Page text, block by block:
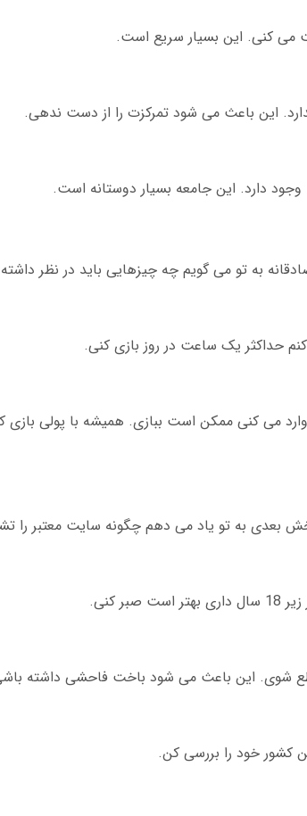
این باعث می شود تمرکزت را از دست ندهی.
وجود دارد. این جامعه بسیار دوستانه است.
به تو می گویم چه چیزهایی باید در نظر
حداکثر یک ساعت در روز بازی کنی.
می کنی ممکن است ببازی. همیشه با پولی
بخش بعدی به تو یاد می دهم چگونه سایت معتبر
شوی. این باعث می شود باخت فاحشی داشته
کشور خود را بررسی کن.